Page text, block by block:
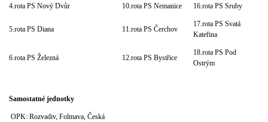
4.rota PS Nový Dvůr 10.rota PS Nemanice 16.rota PS Sruby
5.rota PS Diana 11.rota PS Čerchov
17.rota PS Svatá
Kateřina
6.rota PS Železná 12.rota PS Bystřice
18.rota PS Pod
Ostrým
Samostatné jednotky
OPK: Rozvadiv, Folmava, Česká